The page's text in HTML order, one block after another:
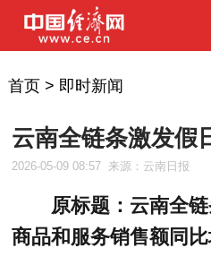
首页> 即时新闻
云南全链条激发假
2026-05-09 08:57 来源：云南日报
原标题：云南全
商品和服务销售额同